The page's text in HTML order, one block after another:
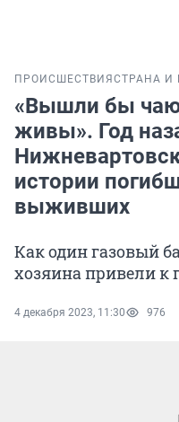
ПРОИСШЕСТВИЯ СТРАНА И
«Вышли бы
живы». Год
истории
выживших
Как один газовый
хозяина привели к
4 декабря 2023, 11:30 976